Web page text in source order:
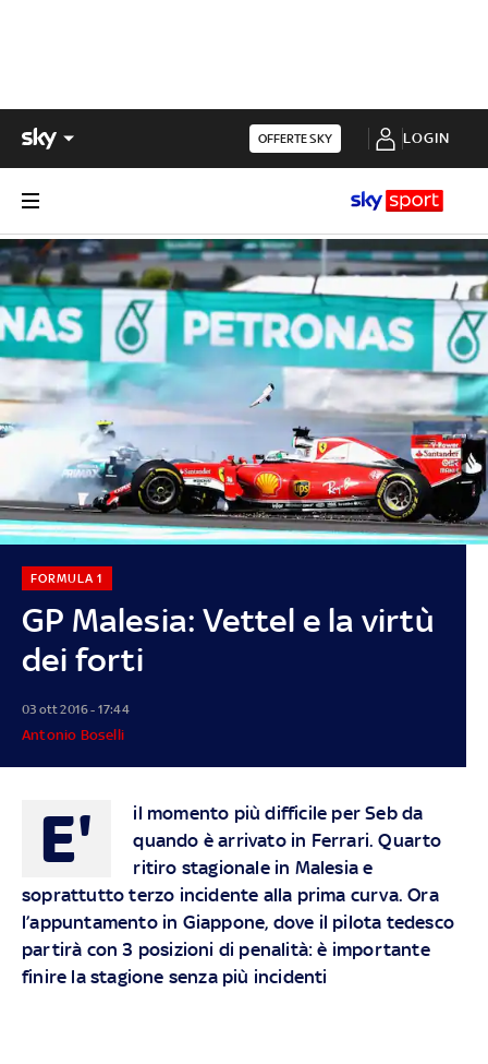
OFFERTE SKY LOGIN
GP Malesia: Vettel e la virtù
dei forti
FORMULA 1
03 ott 2016 - 17:44
Antonio Boselli
E'
il momento più difficile per Seb da
quando è arrivato in Ferrari. Quarto
ritiro stagionale in Malesia e
soprattutto terzo incidente alla prima curva. Ora
l’appuntamento in Giappone, dove il pilota tedesco
partirà con 3 posizioni di penalità: è importante
finire la stagione senza più incidenti